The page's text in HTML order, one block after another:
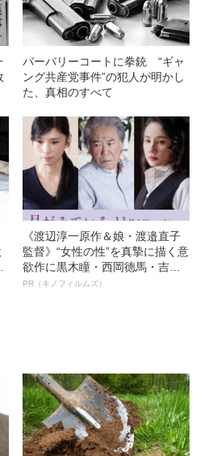
バーバリーコートに拳銃 “ギャ
ング共産党事件”の犯人が明かし
た、真相のすべて
《渡辺淳一原作＆娘・渡邉直子
監督》“女性の性”を真摯に描く意
欲作に黒木瞳・西岡德馬・吉田
羊が出演決定！《映画『月がみ
PR（キノフィルムズ）